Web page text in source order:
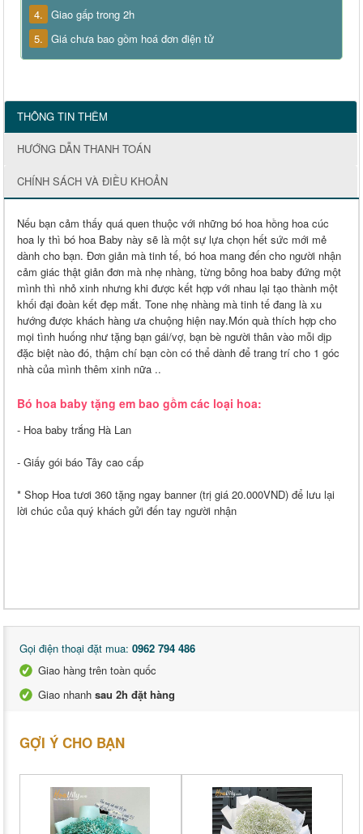
4. Giao gấp trong 2h
5. Giá chưa bao gồm hoá đơn điện tử
THÔNG TIN THÊM
HƯỚNG DẪN THANH TOÁN
CHÍNH SÁCH VÀ ĐIỀU KHOẢN
Nếu bạn cảm thấy quá quen thuộc với những bó hoa hồng hoa cúc
hoa ly thì bó hoa Baby này sẽ là một sự lựa chọn hết sức mới mẻ
dành cho bạn. Đơn giản mà tinh tế, bó hoa mang đến cho người nhận
cảm giác thật giản đơn mà nhẹ nhàng, từng bông hoa baby đứng một
mình thì nhỏ xinh nhưng khi được kết hợp với nhau lại tạo thành một
khối đại đoàn kết đẹp mắt. Tone nhẹ nhàng mà tinh tế đang là xu
hướng được khách hàng ưa chuộng hiện nay.Món quà thích hợp cho
mọi tình huống như tặng bạn gái/vợ, bạn bè người thân vào mỗi dịp
đặc biệt nào đó, thậm chí bạn còn có thể dành để trang trí cho 1 góc
nhà của mình thêm xinh nữa ..
Bó hoa baby tặng em bao gồm các loại hoa:
- Hoa baby trắng Hà Lan
- Giấy gói báo Tây cao cấp
* Shop Hoa tươi 360 tặng ngay banner (trị giá 20.000VND) để lưu lại
lời chúc của quý khách gửi đến tay người nhận
Gọi điện thoại đặt mua: 0962 794 486
Giao hàng trên toàn quốc
Giao nhanh sau 2h đặt hàng
GỢI Ý CHO BẠN